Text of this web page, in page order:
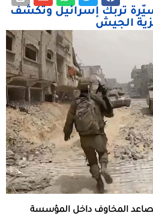
تربك إسرائيل وتكشف
الجيش
المخاوف داخل المؤسسة